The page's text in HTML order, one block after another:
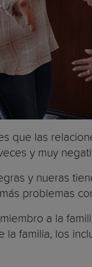
que las
y muy
y nueras
problemas
a la
la familia, los